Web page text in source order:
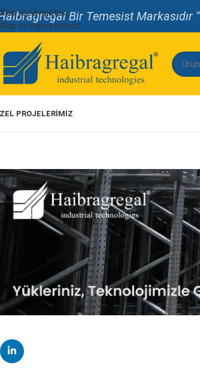
Skip to navigation
Skip to main content
Bir Temesist Markasıdır "
PROJELERİMİZ